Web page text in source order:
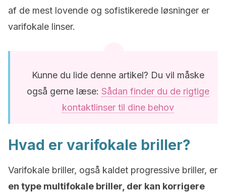
af de mest lovende og sofistikerede løsninger er
varifokale linser.
Kunne du lide denne artikel? Du vil måske
også gerne læse: Sådan finder du de rigtige
kontaktlinser til dine behov
Hvad er varifokale briller?
Varifokale briller, også kaldet progressive briller, er
en type multifokale briller, der kan korrigere